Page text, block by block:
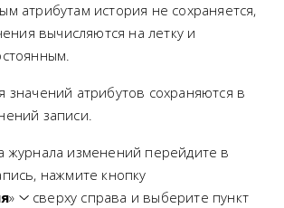
атрибутам история не сохраняется,
вычисляются на летку и
значений атрибутов сохраняются в
записи.
журнала изменений перейдите в
нажмите кнопку
»
сверху справа и выберите пункт